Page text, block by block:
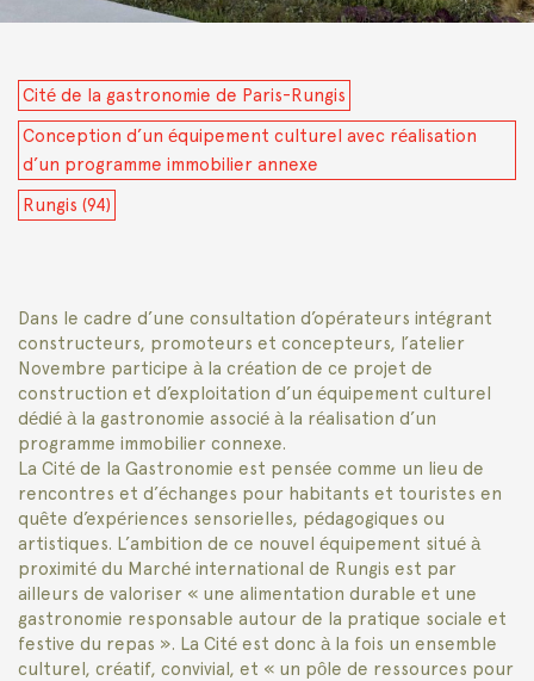
Cité de la gastronomie de Paris-Rungis
Conception d’un équipement culturel avec réalisation
d’un programme immobilier annexe
Rungis (94)
Dans le cadre d’une consultation d’opérateurs intégrant
constructeurs, promoteurs et concepteurs, l’atelier
Novembre participe à la création de ce projet de
construction et d’exploitation d’un équipement culturel
dédié à la gastronomie associé à la réalisation d’un
programme immobilier connexe.
La Cité de la Gastronomie est pensée comme un lieu de
rencontres et d’échanges pour habitants et touristes en
quête d’expériences sensorielles, pédagogiques ou
artistiques. L’ambition de ce nouvel équipement situé à
proximité du Marché international de Rungis est par
ailleurs de valoriser « une alimentation durable et une
gastronomie responsable autour de la pratique sociale et
festive du repas ». La Cité est donc à la fois un ensemble
culturel, créatif, convivial, et « un pôle de ressources pour